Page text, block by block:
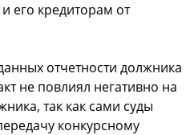
его кредиторам от
отчетности должника
не повлиял негативно на
так как сами суды
конкурсному